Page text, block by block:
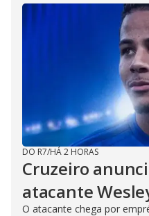
DO R7/HÁ 2 HORAS
Cruzeiro
atacante
O atacante chega por